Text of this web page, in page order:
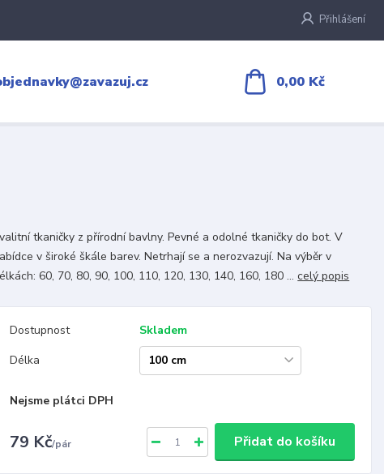
Přihlášení
0,00 Kč
tkaničky z přírodní bavlny. Pevné a odolné tkaničky do bot. V
v široké škále barev. Netrhají se a nerozvazují. Na výběr v
60, 70, 80, 90, 100, 110, 120, 130, 140, 160, 180 ...celý popis
Dostupnost
Skladem
Délka
Nejsme plátci DPH
79 Kč/pár Přidat do košíku